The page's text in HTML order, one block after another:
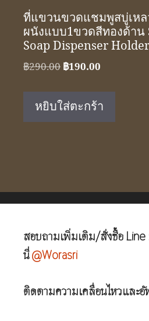
ที่แขวนขวดแชมพูสบู่เห
ผนังแบบ1ขวดสีทองด้าน
Soap Dispenser Holder
฿290.00 Original
was:
฿290.00.
฿190.00
฿190.00.
หยิบใส่ตะกร้า
สอบถามเพิ่มเติม/สั่งซื้อ
นี่@Worasri
ติดตามความเคลื่อนไหวและอั